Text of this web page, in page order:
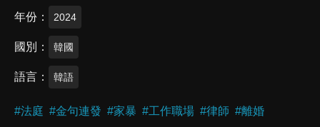
年份 2024
國別 韓國
語言 韓語
#法庭 #金句連發 #家暴 #工作職場 #律師 #離婚